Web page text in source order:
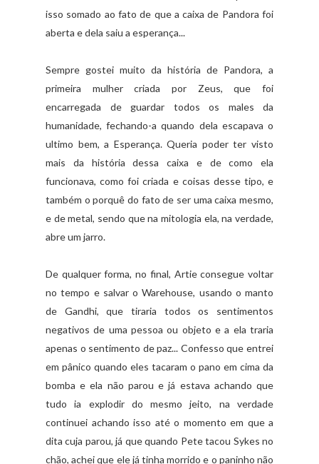
isso somado ao fato de que a caixa de Pandora foi
aberta e dela saiu a esperança...
Sempre gostei muito da história de Pandora, a
primeira mulher criada por Zeus, que foi
encarregada de guardar todos os males da
humanidade, fechando-a quando dela escapava o
ultimo bem, a Esperança. Queria poder ter visto
mais da história dessa caixa e de como ela
funcionava, como foi criada e coisas desse tipo, e
também o porquê do fato de ser uma caixa mesmo,
e de metal, sendo que na mitologia ela, na verdade,
abre um jarro.
De qualquer forma, no final, Artie consegue voltar
no tempo e salvar o Warehouse, usando o manto
de Gandhi, que tiraria todos os sentimentos
negativos de uma pessoa ou objeto e a ela traria
apenas o sentimento de paz... Confesso que entrei
em pânico quando eles tacaram o pano em cima da
bomba e ela não parou e já estava achando que
tudo ia explodir do mesmo jeito, na verdade
continuei achando isso até o momento em que a
dita cuja parou, já que quando Pete tacou Sykes no
chão, achei que ele já tinha morrido e o paninho não